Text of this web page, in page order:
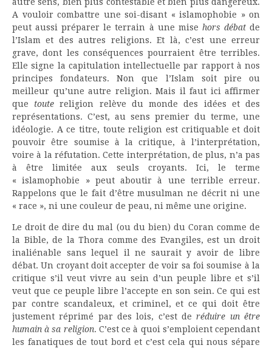
A vouloir combattre une soi-disant « islamophobie » on
peut aussi préparer le terrain à une mise hors débatde
l’Islam et des autres religions. Et là, c’est une erreur
grave, dont les conséquences pourraient être terribles.
Elle signe la capitulation intellectuelle par rapport à nos
principes fondateurs. Non que l’Islam soit pire ou
meilleur qu’une autre religion. Mais il faut ici affirmer
que toute religion relève du monde des idées et des
représentations. C’est, au sens premier du terme, une
idéologie. A ce titre, toute religion est critiquable et doit
pouvoir être soumise à la critique, à l’interprétation,
voire à la réfutation. Cette interprétation, de plus, n’a pas
à être limitée aux seuls croyants. Ici, le terme
« islamophobie » peut aboutir à une terrible erreur.
Rappelons que le fait d’être musulman ne décrit ni une
« race », ni une couleur de peau, ni même une origine.
Le droit de dire du mal (ou du bien) du Coran comme de
la Bible, de la Thora comme des Evangiles, est un droit
inaliénable sans lequel il ne saurait y avoir de libre
débat. Un croyant doit accepter de voir sa foi soumise à la
critique s’il veut vivre au sein d’un peuple libre et s’il
veut que ce peuple libre l’accepte en son sein. Ce qui est
par contre scandaleux, et criminel, et ce qui doit être
justement réprimé par des lois, c’est deréduire un être
humain à sa religion. C’est ce à quoi s’emploient cependant
les fanatiques de tout bord et c’est cela qui nous sépare